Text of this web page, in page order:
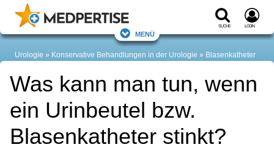
Suche Login
Menü
Urologie Konservative Behandlungen in der Urologie Blasenkatheter
Was kann man tun, wenn
ein Urinbeutel bzw.
Blasenkatheter stinkt?